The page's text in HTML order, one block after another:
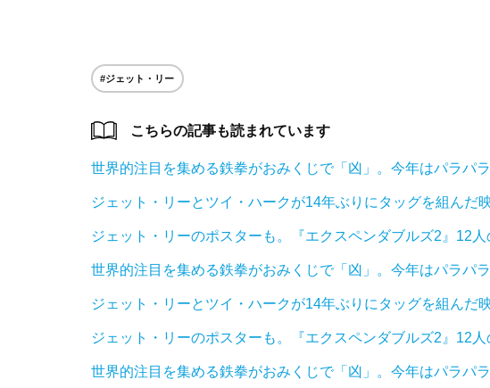
#ジェット・リー
こちらの記事も読まれています
世界的注目を集める鉄拳がおみくじで「凶」。今年はパラパ
ジェット・リーとツイ・ハークが14年ぶりにタッグを組んだ
ジェット・リーのポスターも。『エクスペンダブルズ2』12
世界的注目を集める鉄拳がおみくじで「凶」。今年はパラパ
ジェット・リーとツイ・ハークが14年ぶりにタッグを組んだ
ジェット・リーのポスターも。『エクスペンダブルズ2』12
世界的注目を集める鉄拳がおみくじで「凶」。今年はパラパ